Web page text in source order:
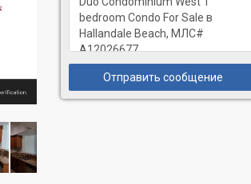
Отправить сообщение